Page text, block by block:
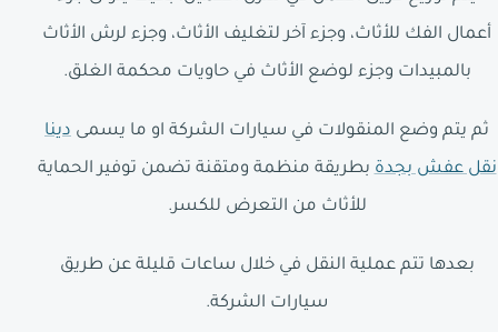
أعمال الفك للأثاث، وجزء آخر لتغليف الأثاث، وجزء لرش الأثاث
بالمبيدات وجزء لوضع الأثاث في حاويات محكمة الغلق.
ثم يتم وضع المنقولات في سيارات الشركة او ما يسمى دينا
نقل عفش بجدةبطريقة منظمة ومتقنة تضمن توفير الحماية
للأثاث من التعرض للكسر.
بعدها تتم عملية النقل في خلال ساعات قليلة عن طريق
سيارات الشركة.